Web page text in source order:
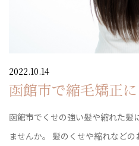
2022.10.14
函館市で縮毛矯正
るなら当院にご相
函館市でくせの強い髪や縮れた髪
ませんか。 髪のくせや縮れなど